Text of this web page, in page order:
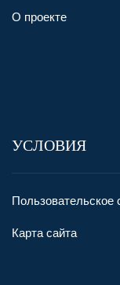
О проекте
УСЛОВИЯ
Пользовательское
Карта сайта